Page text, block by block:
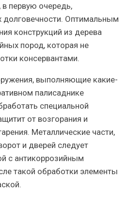
в первую очередь,
долговечности. Оптимальным
конструкций из дерева
пород, которая не
консервантами.
выполняющие какие-
палисаднике
специальной
от возгорания и
Металлические части,
и дверей следует
с антикоррозийным
такой обработки элементы